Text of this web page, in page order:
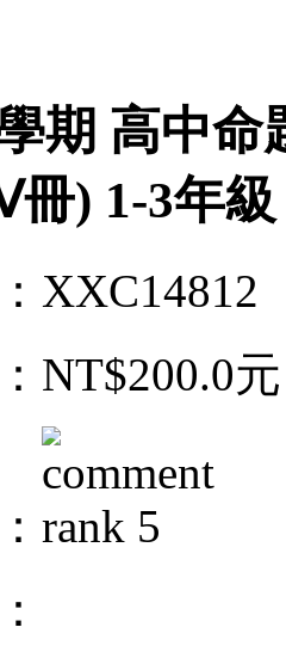
期 高中
) 1-3年
XXC14812
NT$200.0元